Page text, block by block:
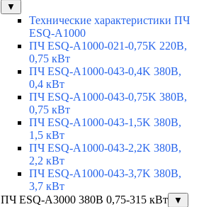
▼
Технические характеристики ПЧ
ESQ-A1000
ПЧ ESQ-A1000-021-0,75K 220В,
0,75 кВт
ПЧ ESQ-A1000-043-0,4K 380В,
0,4 кВт
ПЧ ESQ-A1000-043-0,75K 380В,
0,75 кВт
ПЧ ESQ-A1000-043-1,5K 380В,
1,5 кВт
ПЧ ESQ-A1000-043-2,2K 380В,
2,2 кВт
ПЧ ESQ-A1000-043-3,7K 380В,
3,7 кВт
ПЧ ESQ-A3000 380В 0,75-315 кВт
▼